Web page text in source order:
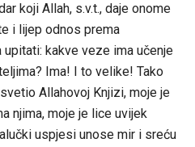
koji Allah, s.v.t., daje onome
i lijep odnos prema
kakve veze ima učenje
Ima! I to velike! Tako
Allahovoj Knjizi, moje je
njima, moje je lice uvijek
uspjesi unose mir i sreću